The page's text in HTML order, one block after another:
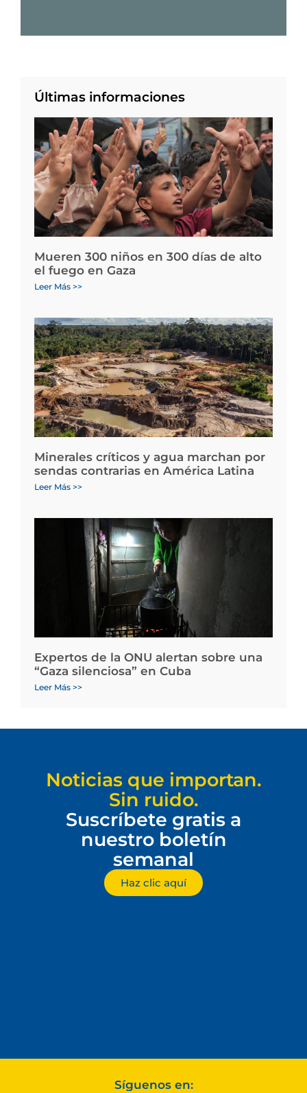
Últimas informaciones
Mueren 300 niños en 300 días de alto
el fuego en Gaza
Leer Más >>
Minerales críticos y agua marchan por
sendas contrarias en América Latina
Leer Más >>
Expertos de la ONU alertan sobre una
“Gaza silenciosa” en Cuba
Leer Más >>
Noticias que importan.
Sin ruido.
Suscríbete gratis a
nuestro boletín
semanal
Haz clic aquí
Síguenos en: